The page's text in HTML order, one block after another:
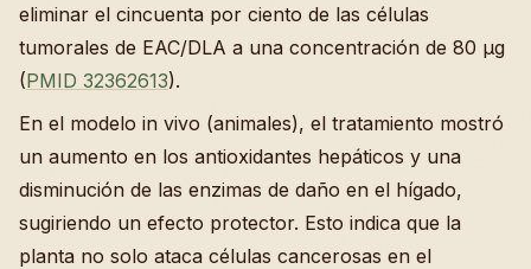
eliminar el cincuenta por ciento de las células
tumorales de EAC/DLA a una concentración de 80 µg
(PMID 32362613).
En el modelo in vivo (animales), el tratamiento mostró
un aumento en los antioxidantes hepáticos y una
disminución de las enzimas de daño en el hígado,
sugiriendo un efecto protector. Esto indica que la
planta no solo ataca células cancerosas en el